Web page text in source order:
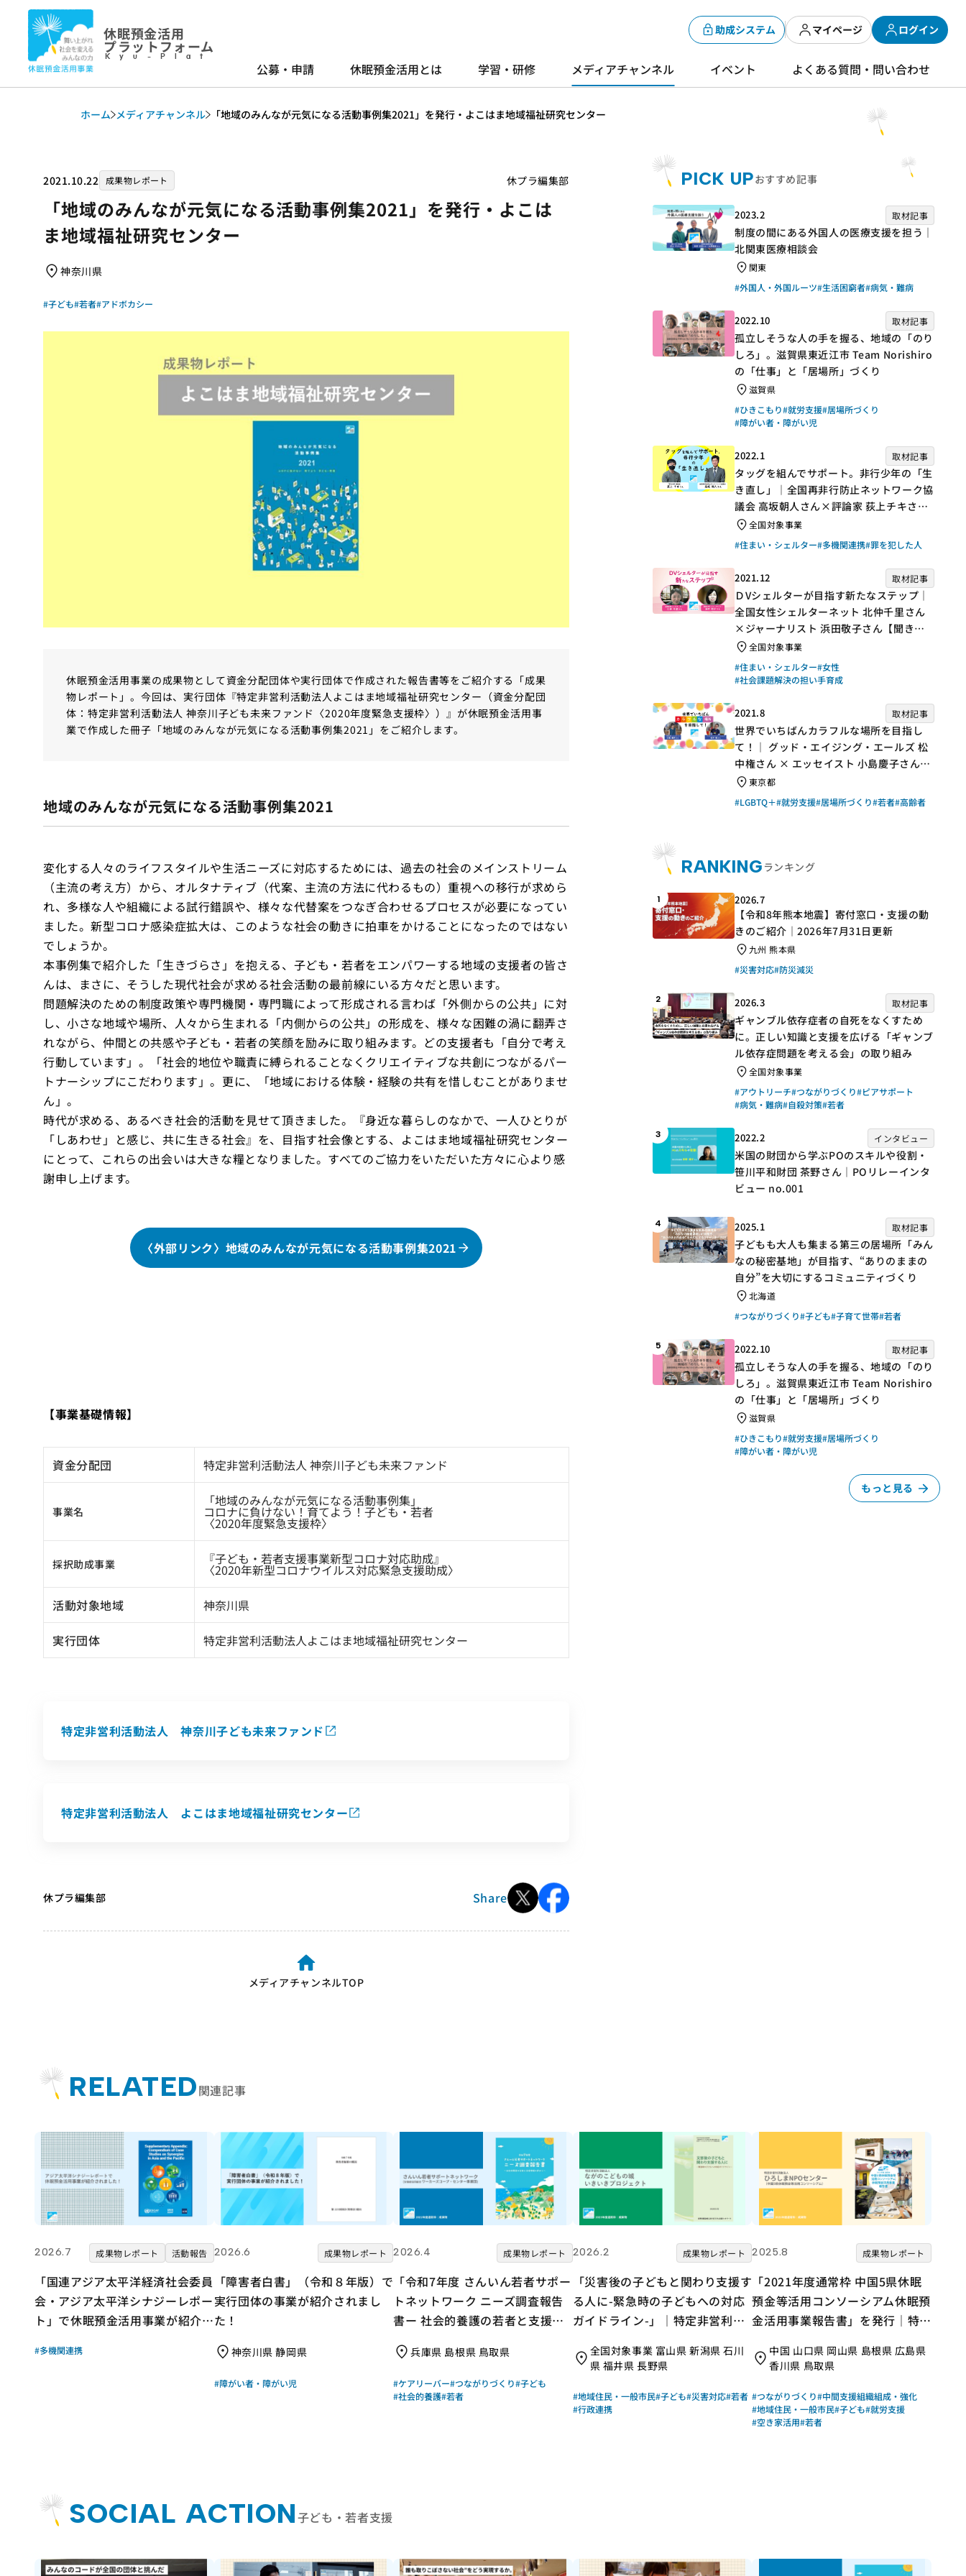
休眠預金活用
プラットフォーム
Kyu-Plat
助成システム マイページ ログイン
公募・申請 休眠預金活用とは 学習・研修 メディアチャンネル イベント よくある質問・問い合わせ
ホーム メディアチャンネル 「地域のみんなが元気になる活動事例集2021」を発行・よこはま地域福祉研究センター
2021.10.22 成果物レポート 休プラ編集部
「地域のみんなが元気になる活動事例集2021」を発行・よこは
ま地域福祉研究センター
神奈川県
#子ども#若者#アドボカシー
休眠預金活用事業の成果物として資金分配団体や実行団体で作成された報告書等をご紹介する「成果
物レポート」。今回は、実行団体『特定非営利活動法人よこはま地域福祉研究センター（資金分配団
体：特定非営利活動法人 神奈川子ども未来ファンド〈2020年度緊急支援枠〉）』が休眠預金活用事
業で作成した冊子「地域のみんなが元気になる活動事例集2021」をご紹介します。
地域のみんなが元気になる活動事例集2021
変化する人々のライフスタイルや生活ニーズに対応するためには、過去の社会のメインストリーム
（主流の考え方）から、オルタナティブ（代案、主流の方法に代わるもの）重視への移行が求めら
れ、多様な人や組織による試行錯誤や、様々な代替案をつなぎ合わせるプロセスが必要になってい
ました。新型コロナ感染症拡大は、このような社会の動きに拍車をかけることになったのではない
でしょうか。
本事例集で紹介した「生きづらさ」を抱える、子ども・若者をエンパワーする地域の支援者の皆さ
んは、まさに、そうした現代社会が求める社会活動の最前線にいる方々だと思います。
問題解決のための制度政策や専門機関・専門職によって形成される言わば「外側からの公共」に対
し、小さな地域や場所、人々から生まれる「内側からの公共」の形成を、様々な困難の渦に翻弄さ
れながら、仲間との共感や子ども・若者の笑顔を励みに取り組みます。どの支援者も「自分で考え
行動しています」。「社会的地位や職責に縛られることなくクリエイティブな共創につながるパー
トナーシップにこだわります」。更に、「地域における体験・経験の共有を惜しむことがありませ
ん」。
時代が求める、あるべき社会的活動を見せて頂きました。『身近な暮らしのなかで、一人ひとりが
「しあわせ」と感じ、共に生きる社会』を、目指す社会像とする、よこはま地域福祉研究センター
にとって、これらの出会いは大きな糧となりました。すべてのご協力をいただいた方々に心より感
謝申し上げます。
〈外部リンク〉地域のみんなが元気になる活動事例集2021
【事業基礎情報】
資金分配団 特定非営利活動法人 神奈川子ども未来ファンド
事業名
「地域のみんなが元気になる活動事例集」
コロナに負けない！育てよう！子ども・若者
〈2020年度緊急支援枠〉
採択助成事業 『子ども・若者支援事業新型コロナ対応助成』
〈2020年新型コロナウイルス対応緊急支援助成〉
活動対象地域 神奈川県
実行団体 特定非営利活動法人よこはま地域福祉研究センター
特定非営利活動法人 神奈川子ども未来ファンド
特定非営利活動法人 よこはま地域福祉研究センター
休プラ編集部 Share
メディアチャンネルTOP
PICK UPおすすめ記事
2023.2 取材記事
制度の間にある外国人の医療支援を担う｜
北関東医療相談会
関東
#外国人・外国ルーツ#生活困窮者#病気・難病
2022.10 取材記事
孤立しそうな人の手を握る、地域の「のり
しろ」。滋賀県東近江市 Team Norishiro
の「仕事」と「居場所」づくり
滋賀県
#ひきこもり#就労支援#居場所づくり
#障がい者・障がい児
2022.1 取材記事
タッグを組んでサポート。非行少年の「生
き直し」｜全国再非行防止ネットワーク協
議会 高坂朝人さん×評論家 荻上チキさん
【聞き手】
全国対象事業
#住まい・シェルター#多機関連携#罪を犯した人
2021.12 取材記事
ＤVシェルターが目指す新たなステップ｜
全国女性シェルターネット 北仲千里さん
×ジャーナリスト 浜田敬子さん【聞き
手】全国対象事業
#住まい・シェルター#女性
#社会課題解決の担い手育成
2021.8 取材記事
世界でいちばんカラフルな場所を目指し
て！｜ グッド・エイジング・エールズ 松
中権さん × エッセイスト 小島慶子さん
【聞き手】
東京都
#LGBTQ＋#就労支援#居場所づくり#若者#高齢者
RANKING ランキング
1 2026.7
【令和8年熊本地震】寄付窓口・支援の動
きのご紹介｜2026年7月31日更新
九州 熊本県
#災害対応#防災減災
2 2026.3 取材記事
ギャンブル依存症者の自死をなくすため
に。正しい知識と支援を広げる「ギャンブ
ル依存症問題を考える会」の取り組み
全国対象事業
#アウトリーチ#つながりづくり#ピアサポート
#病気・難病#自殺対策#若者
3 2022.2 インタビュー
米国の財団から学ぶPOのスキルや役割・
笹川平和財団 茶野さん｜POリレーインタ
ビュー no.001
4 2025.1 取材記事
子どもも大人も集まる第三の居場所「みん
なの秘密基地」が目指す、“ありのままの
自分”を大切にするコミュニティづくり
北海道
#つながりづくり#子ども#子育て世帯#若者
5 2022.10 取材記事
孤立しそうな人の手を握る、地域の「のり
しろ」。滋賀県東近江市 Team Norishiro
の「仕事」と「居場所」づくり
滋賀県
#ひきこもり#就労支援#居場所づくり
#障がい者・障がい児
もっと見る
RELATED関連記事
2026.7 成果物レポート 活動報告
「国連アジア太平洋経済社会委員
会・アジア太平洋シナジーレポー
ト」で休眠預金活用事業が紹介さ
#多機関連携
2026.6 成果物レポート
「障害者白書」（令和８年版）で
実行団体の事業が紹介されまし
た！
神奈川県 静岡県
#障がい者・障がい児
2026.4 成果物レポート
「令和7年度 さんいん若者サポー
トネットワーク ニーズ調査報告
書ー 社会的養護の若者と支援現
ポートネットワーク（労働者協同
組合 ワーカーズコープ・センタ
ー事業団）｜成果物レポート
兵庫県 島根県 鳥取県
#ケアリーバー#つながりづくり#子ども
#社会的養護#若者
2026.2 成果物レポート
「災害後の子どもと関わり支援す
る人に-緊急時の子どもへの対応
ガイドライン-」｜特定非営利活
きプロジェクト｜成果物レポート
全国対象事業 富山県 新潟県 石川
県 福井県 長野県
#地域住民・一般市民#子ども#災害対応#若者
#行政連携
2025.8 成果物レポート
「2021年度通常枠 中国5県休眠
預金等活用コンソーシアム休眠預
金活用事業報告書」を発行｜特定
ンター（中国5県休眠預金等活用
ト
中国 山口県 岡山県 島根県 広島県
香川県 鳥取県
#つながりづくり#中間支援組織組成・強化
#地域住民・一般市民#子ども#就労支援
#空き家活用#若者
SOCIAL ACTION子ども・若者支援